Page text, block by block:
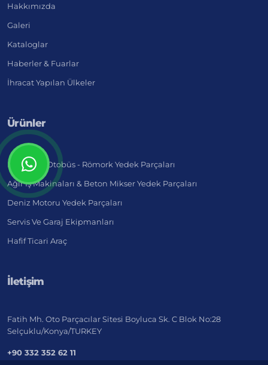
Hakkımızda
Galeri
Kataloglar
Haberler & Fuarlar
İhracat Yapılan Ülkeler
Ürünler
Kamyon - Otobüs - Römork Yedek Parçaları
Ağır İş Makinaları & Beton Mikser Yedek Parçaları
Deniz Motoru Yedek Parçaları
Servis Ve Garaj Ekipmanları
Hafif Ticari Araç
İletişim
Fatih Mh. Oto Parçacılar Sitesi Boyluca Sk. C Blok No:28
Selçuklu/Konya/TURKEY
+90 332 352 62 11